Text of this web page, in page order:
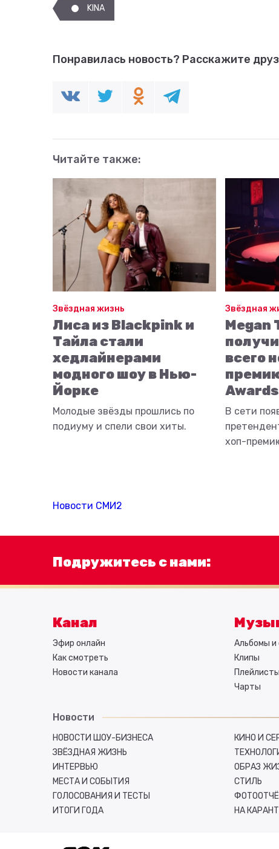
KINA
Понравилась новость? Расскажите
Читайте также:
Звёздная жизнь
Лиса из Blackpink и
Тайла стали
хедлайнерами
модного шоу в Нью-
Йорке
Молодые звёзды прошлись по
подиуму и спели свои хиты.
Звёздная
Megan
всего
Awards
В сети
хоп-
Новости СМИ2
Подружитесь с нами:
Канал
Эфир онлайн
Как смотреть
Новости канала
Альбомы и
Клипы
Плейлисты
Чарты
Новости
НОВОСТИ ШОУ-БИЗНЕСА
ЗВЁЗДНАЯ ЖИЗНЬ
ИНТЕРВЬЮ
МЕСТА И СОБЫТИЯ
ГОЛОСОВАНИЯ И ТЕСТЫ
ИТОГИ ГОДА
КИНО И
ОБРАЗ
СТИЛЬ
НА